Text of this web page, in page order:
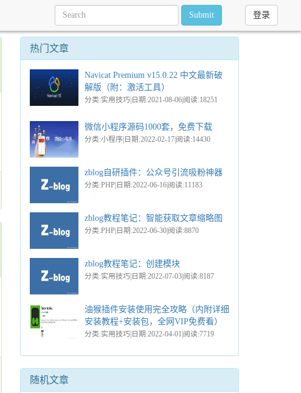
Submit 登录
热门文章
Navicat Premium v15.0.22 中文最新破
解版（附：激活工具）
分类:实用技巧|日期:2021-08-06|阅读:18251
微信小程序源码1000套，免费下载
分类:小程序|日期:2022-02-17|阅读:14430
zblog自研插件：公众号引流吸粉神器
分类:PHP|日期:2022-06-16|阅读:11183
zblog教程笔记：智能获取文章缩略图
分类:PHP|日期:2022-06-30|阅读:8870
zblog教程笔记：创建模块
分类:实用技巧|日期:2022-07-03|阅读:8187
油猴插件安装使用完全攻略（内附详细
安装教程+安装包，全网VIP免费看）
分类:实用技巧|日期:2022-04-01|阅读:7719
随机文章